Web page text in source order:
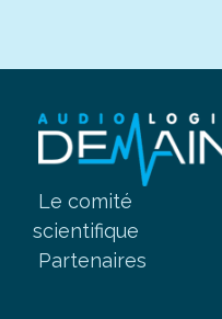
Le comité
scientifique
Partenaires